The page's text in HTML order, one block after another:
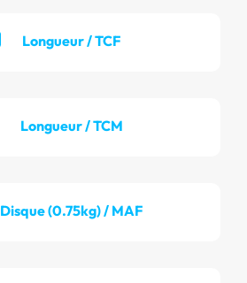
Longueur / TCF
Longueur / TCM
Disque (0.75kg) / MAF